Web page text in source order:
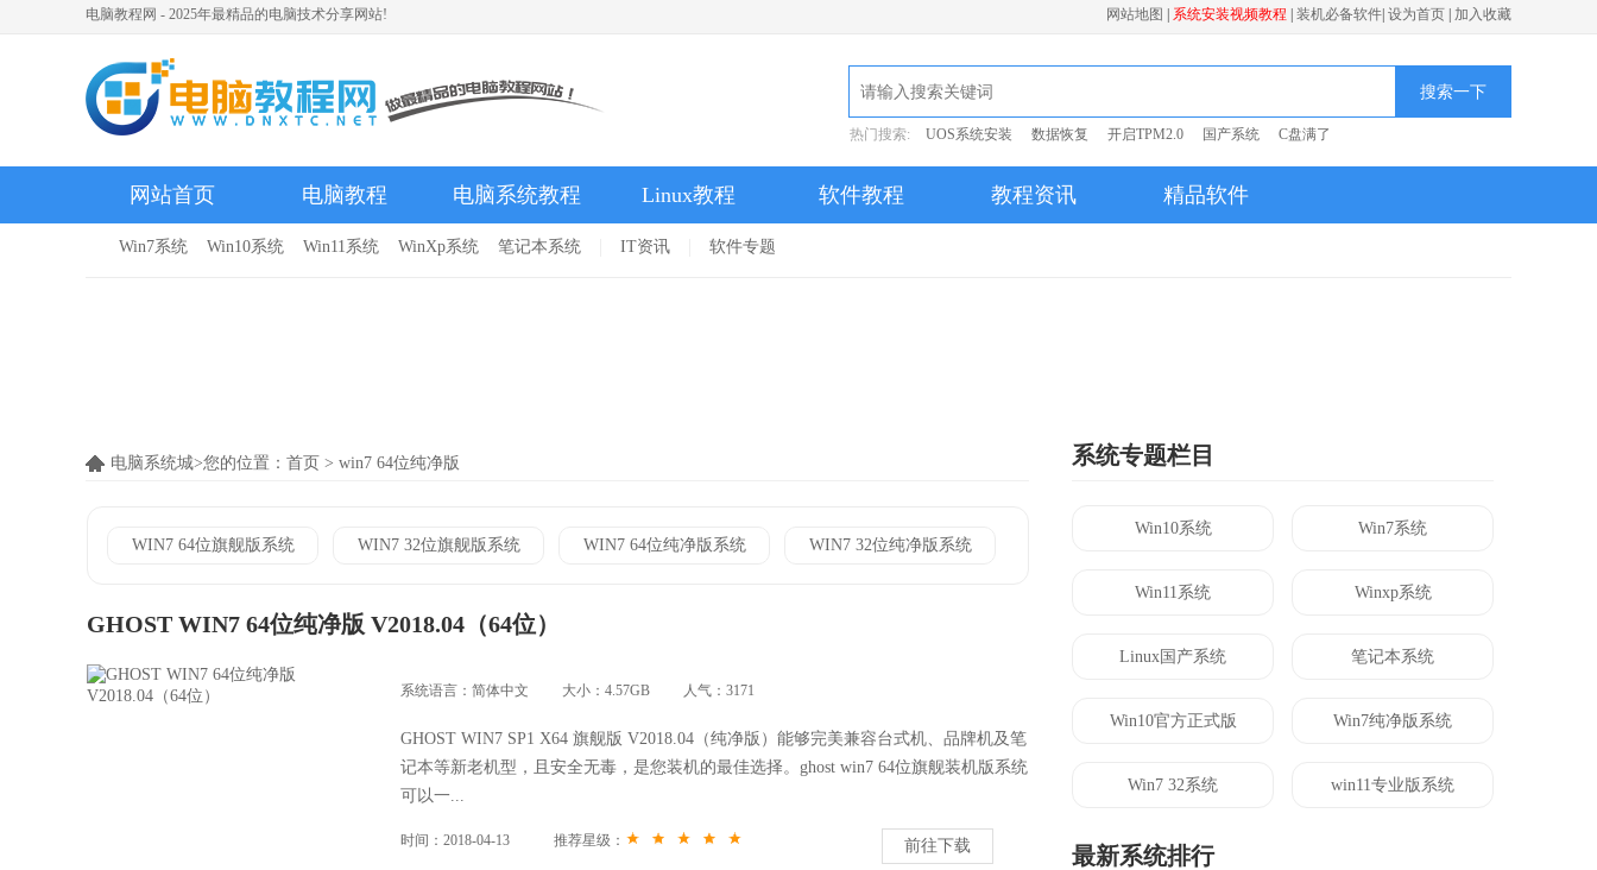
电脑教程网 - 2025年最精品的电脑技术分享网站! 网站地图 系统安装视频教程 装机必备软件 设为首页 加入收藏
搜索一下
热门搜索: UOS系统安装 数据恢复 开启TPM2.0 国产系统 C盘满了
网站首页 电脑教程 电脑系统教程 Linux教程 软件教程 教程资讯 精品软件
Win7系统 Win10系统 Win11系统 WinXp系统 笔记本系统 IT资讯 软件专题
系统专题栏目
Win10系统 Win7系统
Win11系统 Winxp系统
Linux国产系统 笔记本系统
Win10官方正式版 Win7纯净版系统
Win7 32系统 win11专业版系统
最新系统排行
电脑系统城>您的位置： 首页 > win7 64位纯净版
WIN7 64位旗舰版系统 WIN7 32位旗舰版系统 WIN7 64位纯净版系统 WIN7 32位纯净版系统
GHOST WIN7 64位纯净版 V2018.04（64位）
系统语言：简体中文 大小：4.57GB 人气： 3171
GHOST WIN7 SP1 X64 旗舰版 V2018.04（纯净版）能够完美兼容台式机、品牌机及笔
记本等新老机型，且安全无毒，是您装机的最佳选择。ghost win7 64位旗舰装机版系统
可以一...
时间：2018-04-13 推荐星级： 前往下载